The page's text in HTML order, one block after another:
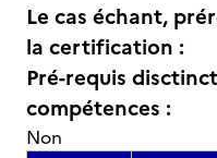
Le cas échant,
la certification :
Pré-requis
compétences :
Non